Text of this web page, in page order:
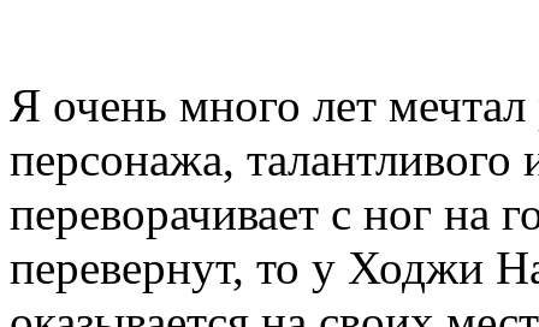
Я очень много лет мечтал
персонажа, талантливого
переворачивает с ног на
перевернут, то у Ходжи